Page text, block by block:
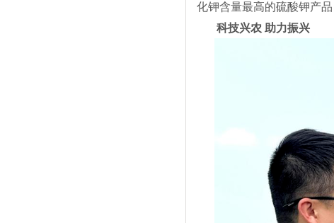
化钾含量最高的硫酸钾产
科技兴农 助力振兴